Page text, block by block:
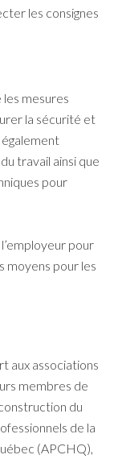
les consignes
les mesures
la sécurité et
également
travail ainsi que
pour
pour
moyens pour les
aux associations
membres de
du
de la
(APCHQ),